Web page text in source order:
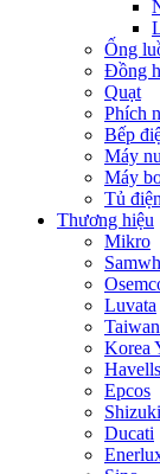
Ống
Đồng
Quạt
Phích
Bếp
Máy
Máy
Tủ
Thương hiệu
Mikro
Luvata
Korea
Havells
Epcos
Shizuki
Ducati